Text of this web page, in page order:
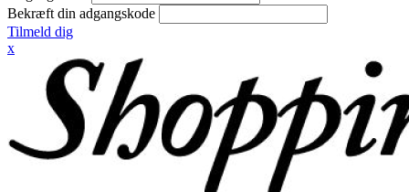
Bekræft din adgangskode
Tilmeld dig
x